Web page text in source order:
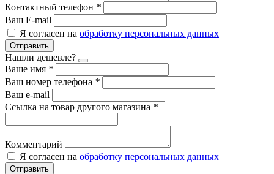
Контактный телефон *
Ваш E-mail
Я согласен на обработку персональных данных
Отправить
Нашли дешевле?
Ваше имя *
Ваш номер телефона *
Ваш e-mail
Ссылка на товар другого магазина *
Комментарий
Я согласен на обработку персональных данных
Отправить